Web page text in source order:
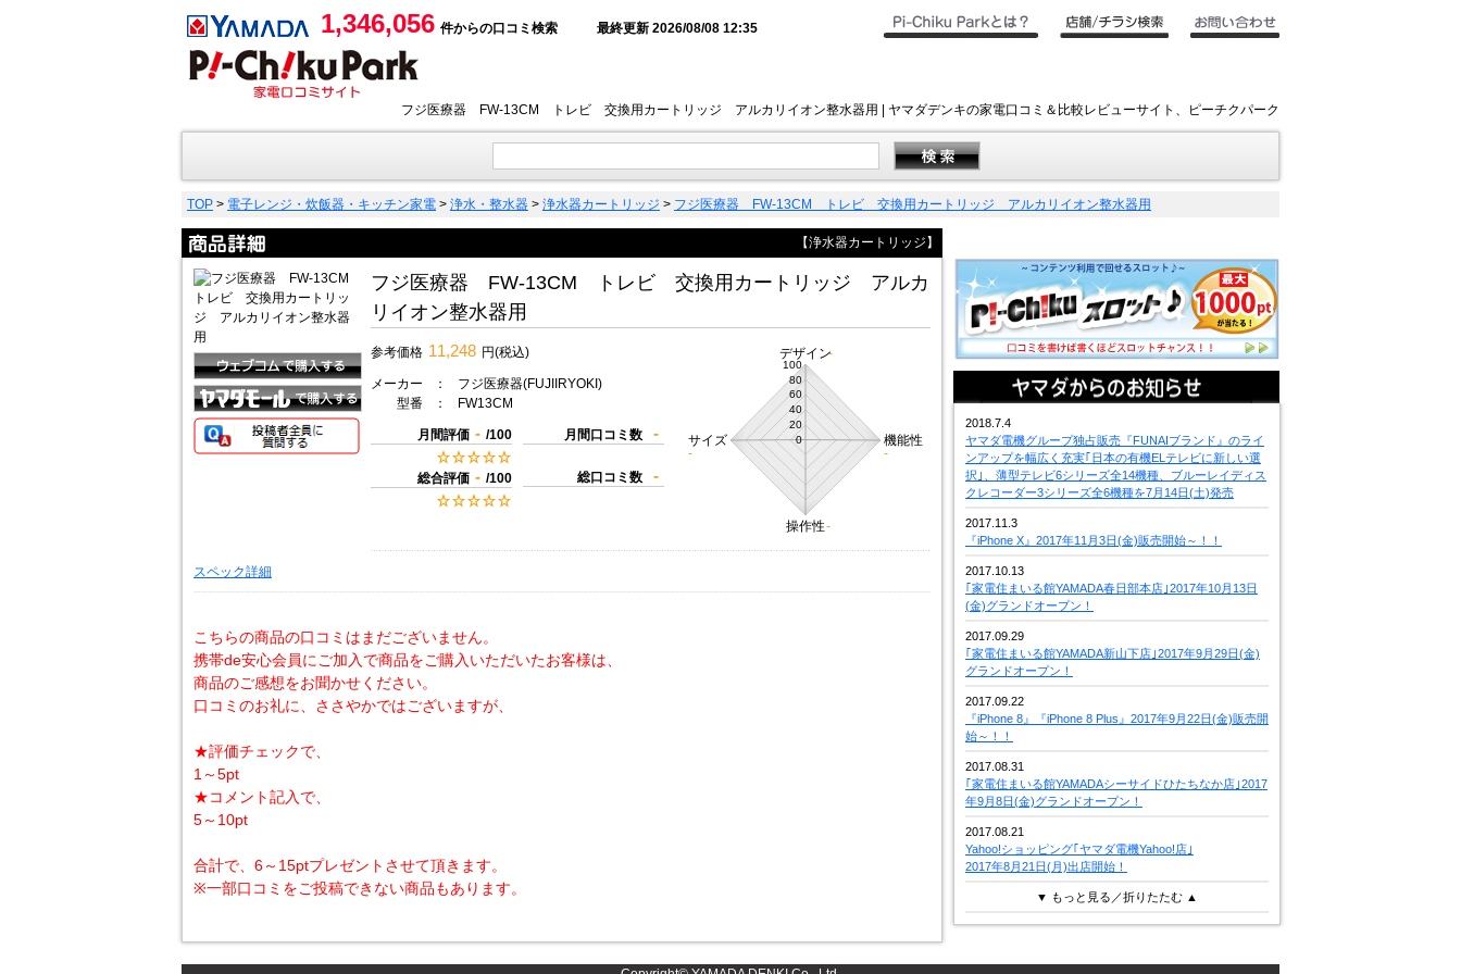
1,346,056 件からの口コミ検索 最終更新 2026/08/08 12:35
フジ医療器 FW-13CM トレビ 交換用カートリッジ アルカリイオン整水器用 | ヤマダデンキの家電口コミ＆比較レビューサイト、ピーチクパーク
TOP > 電子レンジ・炊飯器・キッチン家電 > 浄水・整水器 > 浄水器カートリッジ > フジ医療器 FW-13CM トレビ 交換用カートリッジ アルカリイオン整水器用
【浄水器カートリッジ】
フジ医療器 FW-13CM トレビ 交換用カートリッジ アルカ
リイオン整水器用
参考価格 11,248 円(税込)
メーカー ：
フジ医療器(FUJIIRYOKI)
型番
： FW13CM
月間評価 - /100
総合評価 - /100
月間口コミ数 -
総口コミ数 -
0
20
40
60
80
100
デザイン-
機能性
-
操作性-
サイズ
-
スペック詳細
こちらの商品の口コミはまだございません。
携帯de安心会員にご加入で商品をご購入いただいたお客様は、
商品のご感想をお聞かせください。
口コミのお礼に、ささやかではございますが、
★評価チェックで、
1～5pt
★コメント記入で、
5～10pt
合計で、6～15ptプレゼントさせて頂きます。
※一部口コミをご投稿できない商品もあります。
2018.7.4
ヤマダ電機グループ独占販売『FUNAIブランド』のライ
ンアップを幅広く充実｢日本の有機ELテレビに新しい選
択｣、薄型テレビ6シリーズ全14機種、ブルーレイディス
クレコーダー3シリーズ全6機種を7月14日(土)発売
2017.11.3
『iPhone X』2017年11月3日(金)販売開始～！！
2017.10.13
｢家電住まいる館YAMADA春日部本店｣2017年10月13日
(金)グランドオープン！
2017.09.29
｢家電住まいる館YAMADA新山下店｣2017年9月29日(金)
グランドオープン！
2017.09.22
『iPhone 8』『iPhone 8 Plus』2017年9月22日(金)販売開
始～！！
2017.08.31
｢家電住まいる館YAMADAシーサイドひたちなか店｣2017
年9月8日(金)グランドオープン！
2017.08.21
Yahoo!ショッピング｢ヤマダ電機Yahoo!店｣
2017年8月21日(月)出店開始！
▼ もっと見る／折りたたむ ▲